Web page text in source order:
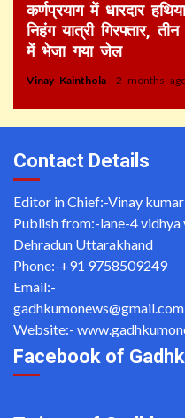
कर्णप्रयाग में धारदार
निहंग यात्री गिरफ्तार,
में भेजा गया जेल
Vinay Kainthola 2 months
Contact Details
Editor in Chief:-Vinay
Publish from:-lane-4
Dehradun Uttarakhand
Phone:-+91 9758509249
Email:-
gadhkumonews@gmail.com
Website:-
Facebook of